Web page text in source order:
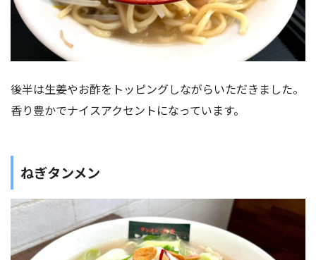
後半は生姜やお酢をトッピングしながらいただきました。
香り豊かでナイスアクセントになっています。
ねぎタンメン